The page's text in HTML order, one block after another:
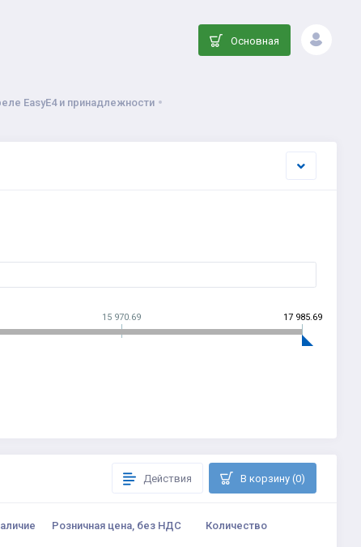
Основная
EasyE4 и принадлежности
Действия В корзину (0)
Розничная цена, без НДС Количество
15 970.69 17 985.69